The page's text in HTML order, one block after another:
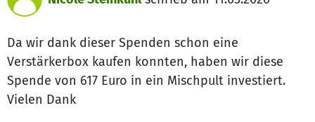
Da wir dank dieser Spenden schon eine
Verstärkerbox kaufen konnten, haben wir diese
Spende von 617 Euro in ein Mischpult investiert.
Vielen Dank